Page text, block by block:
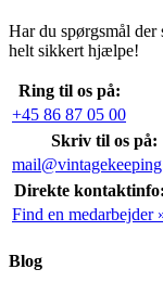
Har du spørgsmål der
helt sikkert hjælpe!
Ring til os på:
+45 86 87 05 00
Skriv til os på:
Direkte kontaktinfo:
Find en medarbejder
Blog